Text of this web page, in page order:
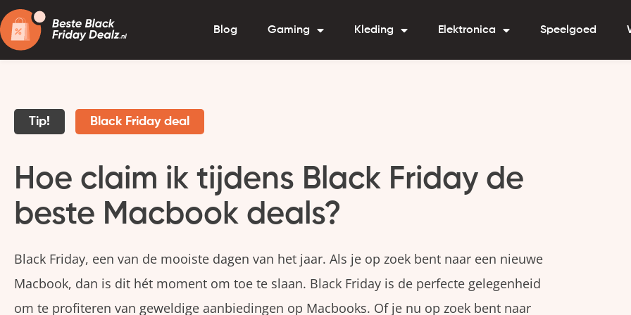
Blog Gaming Kleding Elektronica Speelgoed
Tip! Black Friday deal
Hoe claim ik tijdens Black Friday de
beste Macbook deals?
Black Friday, een van de mooiste dagen van het jaar. Als je op zoek bent naar een nieuwe
Macbook, dan is dit hét moment om toe te slaan. Black Friday is de perfecte gelegenheid
om te profiteren van geweldige aanbiedingen op Macbooks. Of je nu op zoek bent naar